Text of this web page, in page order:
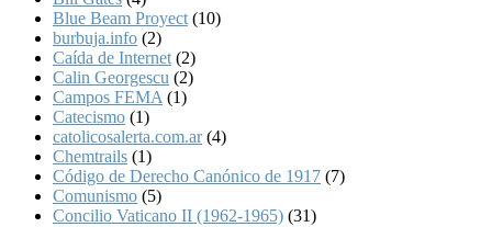
Blue Beam Proyect (10)
burbuja.info (2)
Caída de Internet (2)
Calin Georgescu (2)
Campos FEMA (1)
Catecismo (1)
catolicosalerta.com.ar(4)
Chemtrails (1)
Código de Derecho Canónico de 1917 (7)
Comunismo (5)
Concilio Vaticano II (1962-1965) (31)